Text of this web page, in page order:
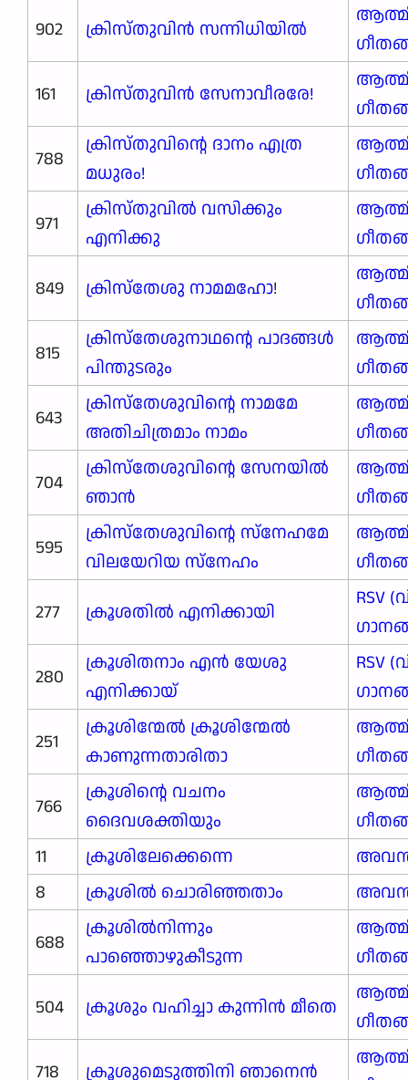
902
ക്രിസ്തുവിൻ സന്നിധിയിൽ
161
ക്രിസ്തുവിൻ സേനാവീരരേ!
788
ക്രിസ്തുവിന്റെ ദാനം എത്ര
മധുരം!
971
ക്രിസ്തുവിൽ വസിക്കും
എനിക്കു
849
ക്രിസ്തേശു നാമമഹോ!
815
ക്രിസ്തേശുനാഥന്റെ പാദങ്ങൾ
പിന്തുടരും
643
ക്രിസ്തേശുവിന്റെ നാമമേ
അതിചിത്രമാം നാമം
704
ക്രിസ്തേശുവിന്റെ സേനയിൽ
ഞാൻ
595
ക്രിസ്തേശുവിന്റെ സ്നേഹമേ
വിലയേറിയ സ്നേഹം
277
ക്രൂശതില്‍ എനിക്കായി
RSV
280
ക്രൂശിതനാം എന്‍ യേശു
എനിക്കായ്
RSV
251
ക്രൂശിന്മേൽ ക്രൂശിന്മേൽ
കാണുന്നതാരിതാ
766
ക്രൂശിന്റെ വചനം
ദൈവശക്തിയും
11
ക്രൂശിലേക്കെന്നെ
8
ക്രൂശിൽ ചൊരിഞ്ഞതാം
688
ക്രൂശിൽനിന്നും
പാഞ്ഞൊഴുകീടുന്ന
504
ക്രൂശും വഹിച്ചാ കുന്നിൻ മീതെ
718
ക്രൂശുമെടുത്തിനി ഞാനെൻ